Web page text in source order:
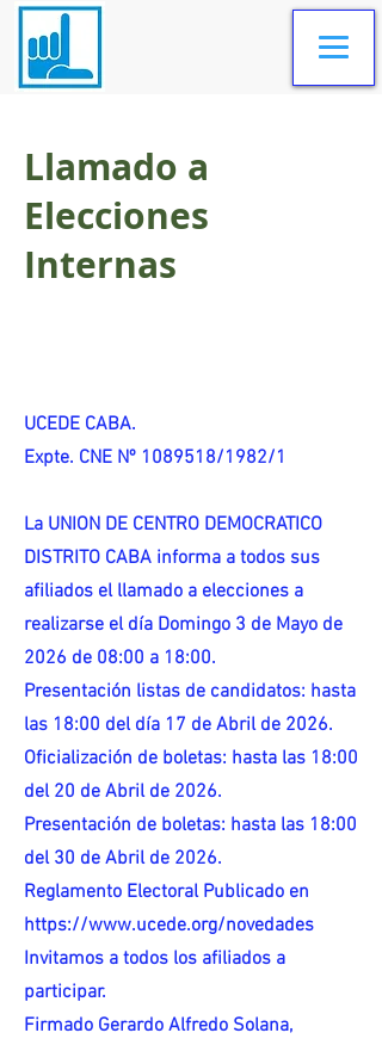
Llamado a
Elecciones
Internas
UCEDE CABA.
Expte. CNE Nº 1089518/1982/1
La UNION DE CENTRO DEMOCRATICO
DISTRITO CABA informa a todos sus
afiliados el llamado a elecciones a
realizarse el día Domingo 3 de Mayo de
2026 de 08:00 a 18:00.
Presentación listas de candidatos: hasta
las 18:00 del día 17 de Abril de 2026.
Oficialización de boletas: hasta las 18:00
del 20 de Abril de 2026.
Presentación de boletas: hasta las 18:00
del 30 de Abril de 2026.
Reglamento Electoral Publicado en
https://www.ucede.org/novedades
Invitamos a todos los afiliados a
participar.
Firmado Gerardo Alfredo Solana,